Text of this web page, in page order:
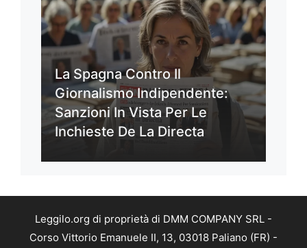
La Spagna Contro Il
Giornalismo Indipendente:
Sanzioni In Vista Per Le
Inchieste De La Directa
Leggilo.org di proprietà di DMM COMPANY SRL -
Corso Vittorio Emanuele II, 13, 03018 Paliano (FR) -